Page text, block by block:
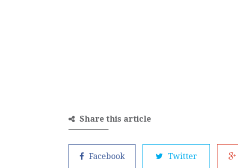
Share this article
Facebook Twitter